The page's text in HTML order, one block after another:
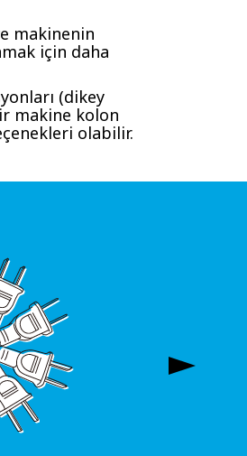
makinenin
için daha
(dikey
makine kolon
olabilir.